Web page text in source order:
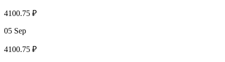
4100.75 ₽
05 Sep
4100.75 ₽